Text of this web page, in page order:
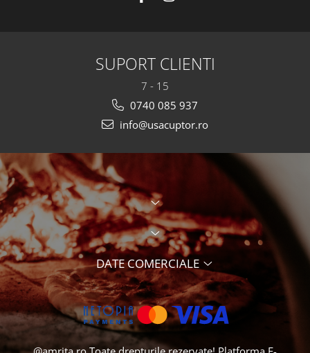
SUPORT CLIENTI
7 - 15
0740 085 937
info@usacuptor.ro
DATE COMERCIALE